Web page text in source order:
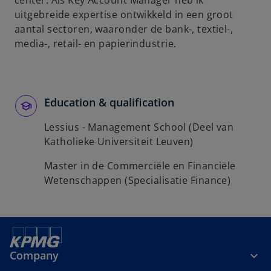
b
uitgebreide expertise ontwikkeld in een groot
aantal sectoren, waaronder de bank-, textiel-,
media-, retail- en papierindustrie.
Education & qualification
Lessius - Management School (Deel van
Katholieke Universiteit Leuven)
Master in de Commerciële en Financiële
Wetenschappen (Specialisatie Finance)
Company